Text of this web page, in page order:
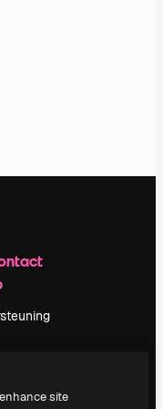
site